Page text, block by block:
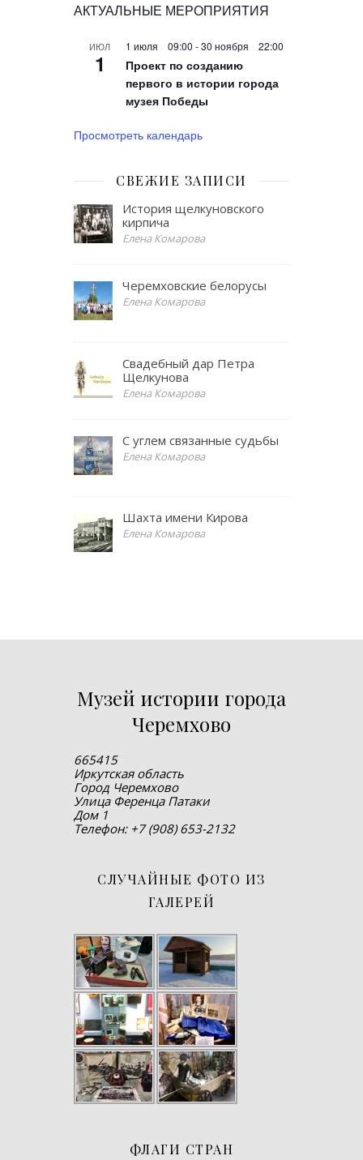
АКТУАЛЬНЫЕ МЕРОПРИЯТИЯ
ИЮЛ
1
1 июля 09:00 -30 ноября 22:00
Проект по созданию
первого в истории города
музея Победы
Просмотреть календарь
СВЕЖИЕ ЗАПИСИ
История щелкуновского
кирпича
Елена Комарова
Черемховские белорусы
Елена Комарова
Свадебный дар Петра
Щелкунова
Елена Комарова
С углем связанные судьбы
Елена Комарова
Шахта имени Кирова
Елена Комарова
Музей истории города
Черемхово
665415
Иркутская область
Город Черемхово
Улица Ференца Патаки
Дом 1
Телефон: +7 (908) 653-2132
СЛУЧАЙНЫЕ ФОТО ИЗ
ГАЛЕРЕЙ
ФЛАГИ СТРАН